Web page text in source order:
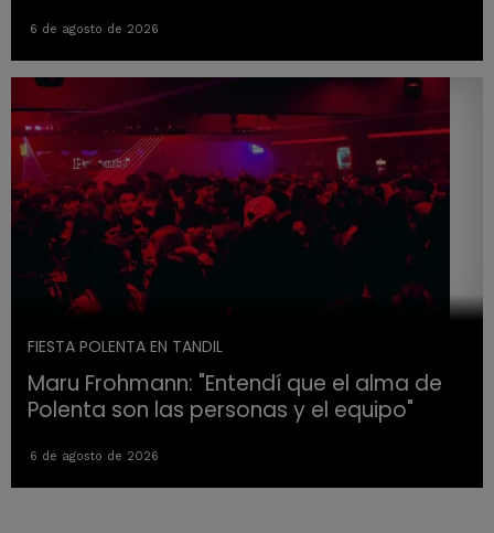
6 de agosto de 2026
FIESTA POLENTA EN TANDIL
Maru Frohmann: "Entendí que el alma de
Polenta son las personas y el equipo"
6 de agosto de 2026